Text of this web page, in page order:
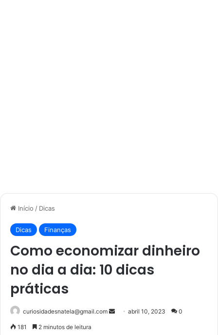
Início / Dicas
Dicas Finanças
Como economizar dinheiro
no dia a dia: 10 dicas
práticas
curiosidadesnatela@gmail.com
Mandeabril 10, 2023 0
181 2 minutos de leitura